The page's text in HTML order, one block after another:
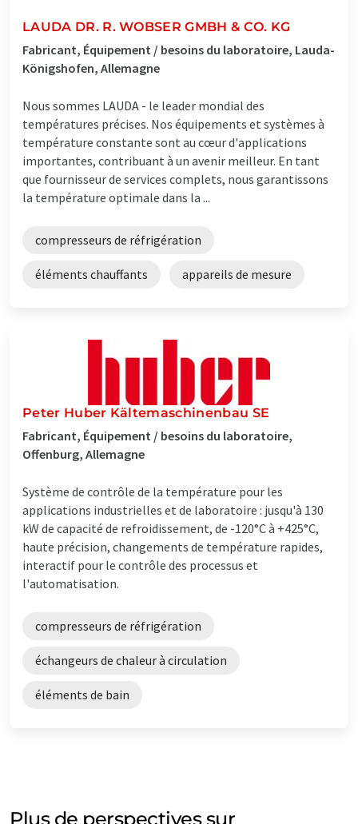
LAUDA DR. R. WOBSER GMBH & CO. KG
Fabricant, Équipement / besoins du laboratoire, Lauda-
Königshofen, Allemagne
Nous sommes LAUDA - le leader mondial des
températures précises. Nos équipements et systèmes à
température constante sont au cœur d'applications
importantes, contribuant à un avenir meilleur. En tant
que fournisseur de services complets, nous garantissons
la température optimale dans la ...
compresseurs de réfrigération
éléments chauffants appareils de mesure
Peter Huber Kältemaschinenbau SE
Fabricant, Équipement / besoins du laboratoire,
Offenburg, Allemagne
Système de contrôle de la température pour les
applications industrielles et de laboratoire : jusqu'à 130
kW de capacité de refroidissement, de -120°C à +425°C,
haute précision, changements de température rapides,
interactif pour le contrôle des processus et
l'automatisation.
compresseurs de réfrigération
échangeurs de chaleur à circulation
éléments de bain
Plus de perspectives sur